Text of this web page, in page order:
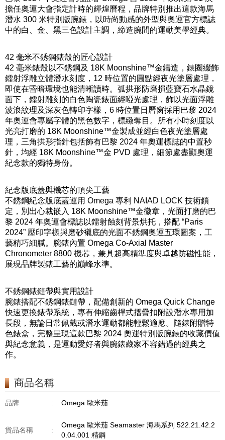
擔任奧運大會指定計時的輝煌曆程，品牌特別推出這款海馬
潛水 300 米特別版腕錶，以時尚動感的外型與奧運官方標誌
中的白、金、黑三色設計主調，締造腕間的運動美學經典。
42 毫米不銹鋼錶殼的匠心設計
42 毫米錶殼以不銹鋼及 18K Moonshine™金鑄造，錶圈綴飾
鐳射浮雕立體潛水刻度，12 時位置的圓點經夜光塗層處理，
即使在昏暗環境也能清晰讀時。弧拱形防磨損藍寶石水晶鏡
面下，鐳射雕刻的白色陶瓷錶面經啞光處理，飾以光面浮雕
波浪紋理及深灰色轉印字樣，6 時位置日曆窗採用巴黎 2024
年奧運會專屬字體的黑色數字，標緻奪目。所有小時刻度以
光亮打磨的 18K Moonshine™金製成並經白色夜光塗層處
理，三角拱形指針包括飾有巴黎 2024 年奧運標誌的中置秒
針，均經 18K Moonshine™金 PVD 處理，細節處盡顯奧運
紀念款的獨特身份。
紀念版底蓋與機芯的頂尖工藝
不銹鋼紀念版底蓋運用 Omega 專利 NAIAD LOCK 技術鎖
定，別出心裁嵌入 18K Moonshine™金徽章，光面打磨的巴
黎 2024 年奧運會標誌以鐳射蝕刻背景烘托，搭配 “Paris
2024” 壓印字樣與磨砂襯底的光面不銹鋼奧運五環圖案，工
藝精巧細膩。腕錶內置 Omega Co-Axial Master
Chronometer 8800 機芯，兼具超高精準度與卓越防磁性能，
展現品牌製錶工藝的巔峰水準。
不銹鋼錶鏈帶與實用設計
腕錶搭配不銹鋼錶鏈帶，配備創新的 Omega Quick Change
快速更換錶帶系統，專有伸縮齒桿式摺疊扣附設潛水專用加
長段，無論日常佩戴或潛水運動都能輕鬆適應。隨錶附贈特
色錶盒，完整呈現這款巴黎 2024 奧運特別版腕錶的收藏價值
與紀念意義，是運動愛好者與腕錶藏家不容錯過的經典之
作。
商品名稱
品牌 : Omega 歐米茄
貨品名稱 :
Omega 歐米茄 Seamaster 海馬系列 522.21.42.2
0.04.001 精鋼